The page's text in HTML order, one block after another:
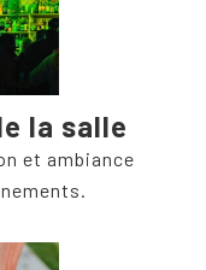
la salle
et ambiance